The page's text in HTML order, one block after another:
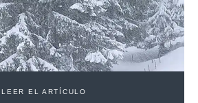
LEER EL ARTÍCULO